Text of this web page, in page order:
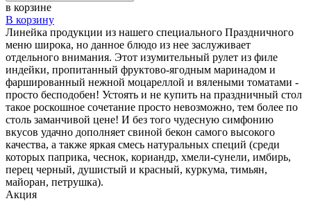
в корзине
В корзину
Линейка продукции из нашего специального Праздничного
меню широка, но данное блюдо из нее заслуживает
отдельного внимания. Этот изумительный рулет из филе
индейки, пропитанный фруктово-ягодным маринадом и
фаршированный нежной моцареллой и вялеными томатами -
просто бесподобен! Устоять и не купить на праздничный стол
такое роскошное сочетание просто невозможно, тем более по
столь заманчивой цене! И без того чудесную симфонию
вкусов удачно дополняет свиной бекон самого высокого
качества, а также яркая смесь натуральных специй (среди
которых паприка, чеснок, кориандр, хмели-сунели, имбирь,
перец черный, душистый и красный, куркума, тимьян,
майоран, петрушка).
Акция